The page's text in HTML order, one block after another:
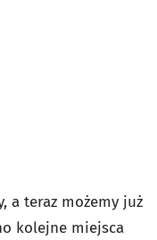
a teraz możemy już
kolejne miejsca